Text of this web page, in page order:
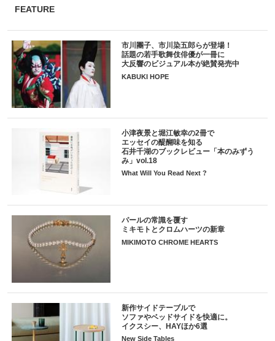
FEATURE
市川團子、市川染五郎らが登場！
話題の若手歌舞伎俳優が一冊に
大反響のビジュアル本が絶賛発売中
KABUKI HOPE
小津夜景と堀江敏幸の2冊で
エッセイの醍醐味を知る
石井千湖のブックレビュー「本のみずう
み」vol.18
What Will You Read Next ?
パールの常識を覆す
ミキモトとクロムハーツの新章
MIKIMOTO CHROME HEARTS
新作サイドテーブルで
ソファやベッドサイドを快適に。
イクスシー、HAYほか6選
New Side Tables